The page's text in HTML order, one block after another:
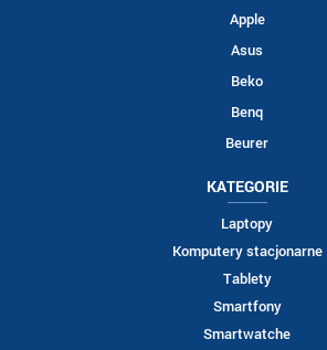
Apple
Asus
Beko
Benq
Beurer
KATEGORIE
Laptopy
Komputery stacjonarne
Tablety
Smartfony
Smartwatche